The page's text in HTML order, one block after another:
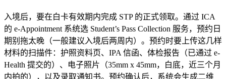
入境后，要在白卡有效期内完成 STP 的正式领取。通过 ICA
的 e-Appointment 系统选 Student’s Pass Collection 服务，预约日
期别拖太晚（一般建议入境后两周内）。预约时要上传这几样
材料的扫描件：护照资料页、IPA 信函、体检报告（已通过 e-
Health 提交的）、电子照片（35mm x 45mm，白底，近三个月
内拍的），以及录取通知书。预约确认后，系统会生成二维